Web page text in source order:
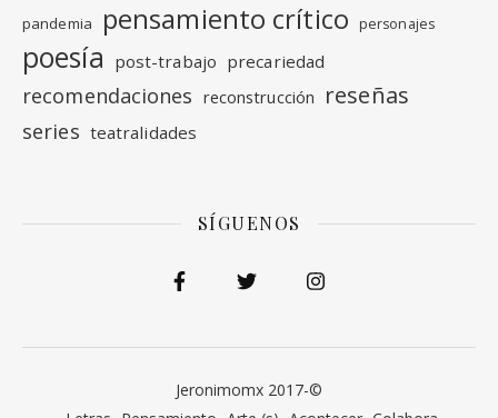
pandemia pensamiento crítico personajes
poesía post-trabajo precariedad
recomendaciones reconstrucción reseñas
series teatralidades
SÍGUENOS
Jeronimomx 2017-©